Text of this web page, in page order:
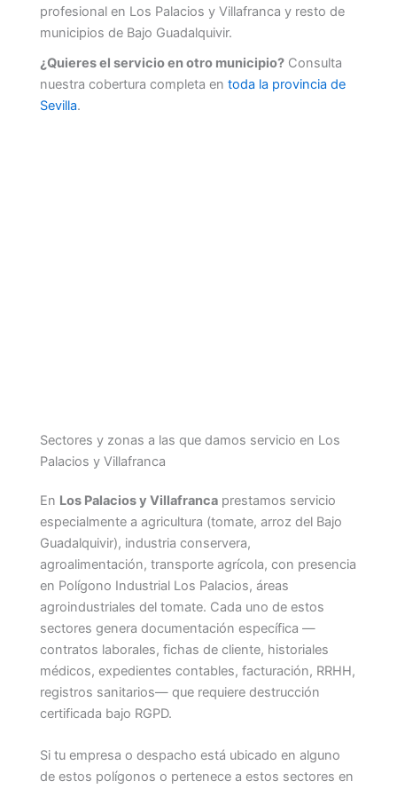
profesional en Los Palacios y Villafranca y resto de
municipios de Bajo Guadalquivir.
¿Quieres el servicio en otro municipio? Consulta
nuestra cobertura completa en toda la provincia de
Sevilla.
Sectores y zonas a las que damos servicio en Los
Palacios y Villafranca
En Los Palacios y Villafranca prestamos servicio
especialmente a agricultura (tomate, arroz del Bajo
Guadalquivir), industria conservera,
agroalimentación, transporte agrícola, con presencia
en Polígono Industrial Los Palacios, áreas
agroindustriales del tomate. Cada uno de estos
sectores genera documentación específica —
contratos laborales, fichas de cliente, historiales
médicos, expedientes contables, facturación, RRHH,
registros sanitarios— que requiere destrucción
certificada bajo RGPD.
Si tu empresa o despacho está ubicado en alguno
de estos polígonos o pertenece a estos sectores en